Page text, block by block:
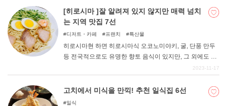
화려한 장소 등 여자 여행에 딱 맞는 장소를 소개합니다. 야
마구치 관광에 꼭 참고해 보세요!
[히로시마 ]잘 알려져 있지 않지만 매력 넘치
는 지역 맛집 7선
디저트・카페 프랜치 특산물
히로시마현 하면 히로시마식 오코노미야키, 굴, 단풍 만두
등 전국적으로도 유명한 향토 음식이 있지만, 그 외에도 잘
알려지지 않았지만 매우 맛있는 히로시마 음식이 많이 존
국적으로는 잘 알려지지 않은 히로시마의 향토 음식에 주
목하고, 그것을 취급하는 가게를 엄선해 보았다.
2023-11-17
고치에서 미식을 만끽! 추천 일식집 6선
일식